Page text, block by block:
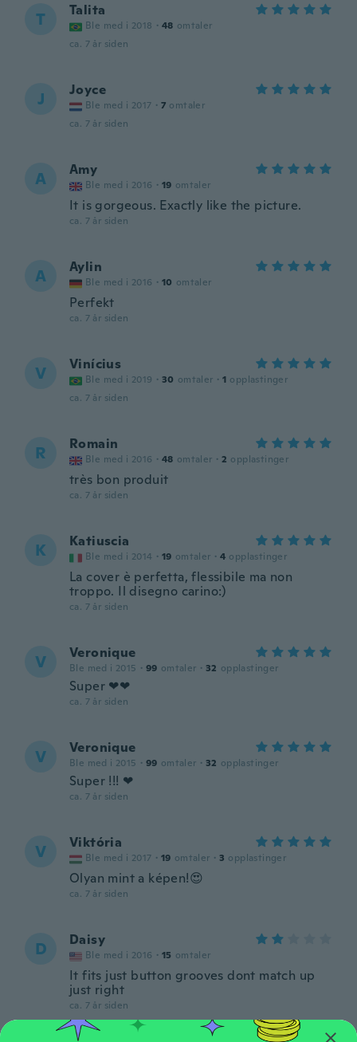
T Talita
Ble med i 2018 · 48 omtaler
ca. 7 år siden
J Joyce
Ble med i 2017 · 7 omtaler
ca. 7 år siden
A Amy
Ble med i 2016 · 19 omtaler
It is gorgeous. Exactly like the picture.
ca. 7 år siden
A Aylin
Ble med i 2016 · 10 omtaler
Perfekt
ca. 7 år siden
V Vinícius
Ble med i 2019 · 30 omtaler · 1 opplastinger
ca. 7 år siden
R Romain
Ble med i 2016 · 48 omtaler · 2 opplastinger
très bon produit
ca. 7 år siden
K Katiuscia
Ble med i 2014 · 19 omtaler · 4 opplastinger
La cover è perfetta, flessibile ma non
troppo. Il disegno carino:)
ca. 7 år siden
V Veronique
Ble med i 2015 · 99 omtaler · 32 opplastinger
Super ❤❤
ca. 7 år siden
V Veronique
Ble med i 2015 · 99 omtaler · 32 opplastinger
Super !!! ❤
ca. 7 år siden
V Viktória
Ble med i 2017 · 19 omtaler · 3 opplastinger
Olyan mint a képen!😍
ca. 7 år siden
D Daisy
Ble med i 2016 · 15 omtaler
It fits just button grooves dont match up
just right
ca. 7 år siden